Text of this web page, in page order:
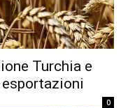
Turchia e
0